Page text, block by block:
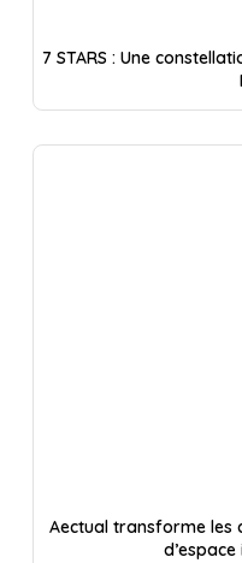
7 STARS : Une
Aectual transforme les